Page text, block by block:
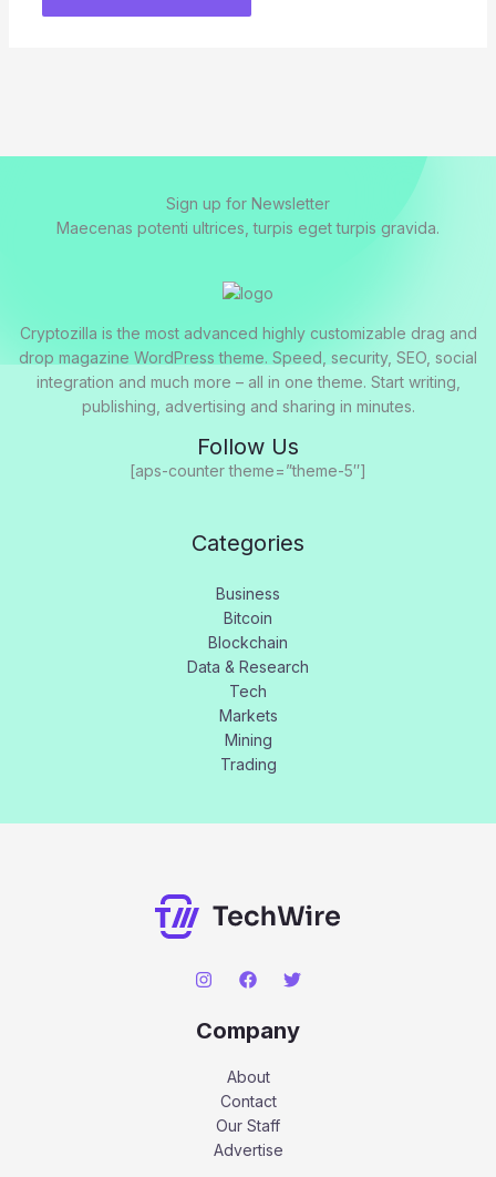
Sign up for Newsletter
Maecenas potenti ultrices, turpis eget turpis gravida.
Cryptozilla is the most advanced highly customizable drag and
drop magazine WordPress theme. Speed, security, SEO, social
integration and much more – all in one theme. Start writing,
publishing, advertising and sharing in minutes.
Follow Us
[aps-counter theme=”theme-5″]
Categories
Business
Bitcoin
Blockchain
Data & Research
Tech
Markets
Mining
Trading
Company
About
Contact
Our Staff
Advertise